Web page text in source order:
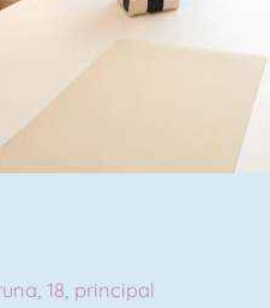
18, principal